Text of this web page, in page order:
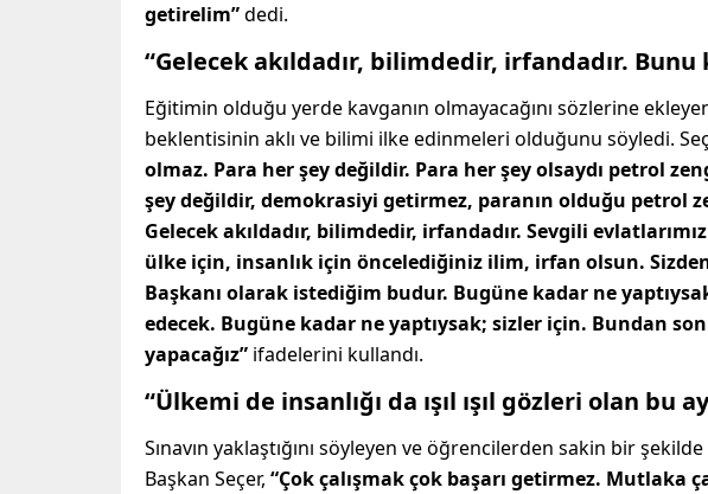
getirelim”dedi.
“Gelecek akıldadır, bilimdedir, irfandadır.
Eğitimin olduğu yerde kavganın olmayacağını sözlerine
beklentisinin aklı ve bilimi ilke edinmeleri olduğunu söyledi.
olmaz. Para her şey değildir. Para her şey olsaydı petrol
şey değildir, demokrasiyi getirmez, paranın olduğu petrol
Gelecek akıldadır, bilimdedir, irfandadır. Sevgili
ülke için, insanlık için öncelediğiniz ilim, irfan olsun.
Başkanı olarak istediğim budur. Bugüne kadar ne
edecek. Bugüne kadar ne yaptıysak; sizler için. Bundan
yapacağız” ifadelerini kullandı.
“Ülkemi de insanlığı da ışıl ışıl gözleri olan bu
Sınavın yaklaştığını söyleyen ve öğrencilerden sakin bir
Başkan Seçer, “Çok çalışmak çok başarı getirmez. Mutlaka